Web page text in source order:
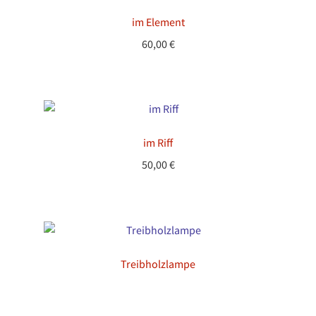
im Element
60,00€
im Riff
50,00€
Treibholzlampe